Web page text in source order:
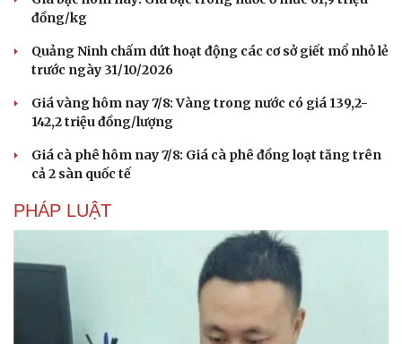
đồng/kg
Quảng Ninh chấm dứt hoạt động các cơ sở giết mổ nhỏ lẻ
trước ngày 31/10/2026
Giá vàng hôm nay 7/8: Vàng trong nước có giá 139,2-
142,2 triệu đồng/lượng
Giá cà phê hôm nay 7/8: Giá cà phê đồng loạt tăng trên
cả 2 sàn quốc tế
PHÁP LUẬT